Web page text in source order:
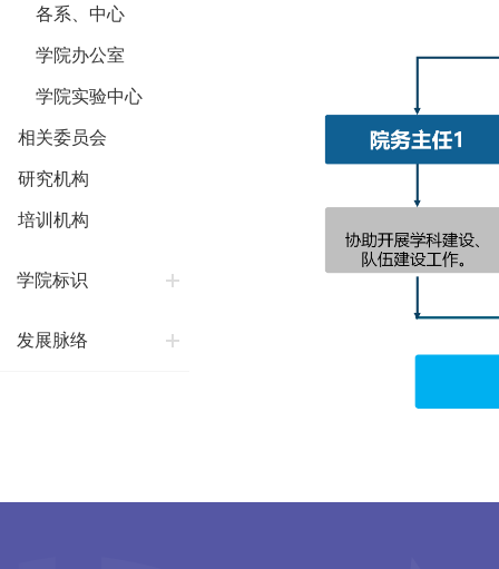
各系、中心
学院办公室
学院实验中心
相关委员会
研究机构
培训机构
学院标识
发展脉络